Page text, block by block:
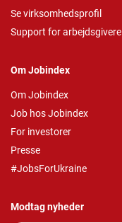
Se virksomhedsprofil
Support for arbejdsgivere
Om Jobindex
Om Jobindex
Job hos Jobindex
For investorer
Presse
#JobsForUkraine
Modtag nyheder